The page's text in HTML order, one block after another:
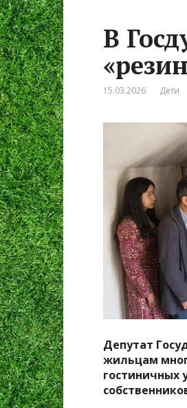
В
15.03.2026 Дети
Депутат
жильцам
гостиничных